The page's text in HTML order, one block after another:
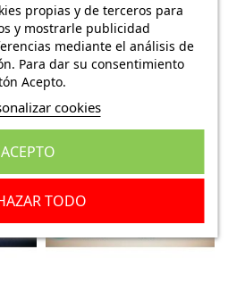
ESPEJO MOTO EXTERIOR
CROMADO SUZUKI
19,90 €
propias y de terceros para
y mostrarle publicidad
mediante el análisis de
Para dar su consentimiento
Acepto.
cookies
TODO
ACEPTO